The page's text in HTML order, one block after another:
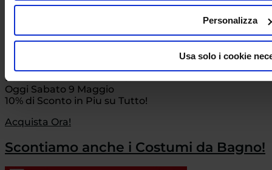
Personalizza
Usa solo i cookie
Festa della Mamma 2026!
Oggi Sabato 9 Maggio
10% di Sconto in Piu su Tutto!
Acquista Ora!
Scontiamo anche i Costumi da Bagno!